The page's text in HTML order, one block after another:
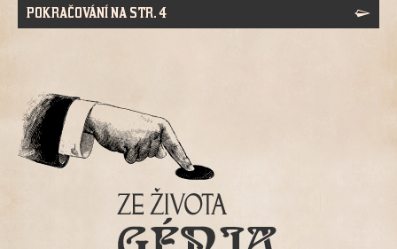
POKRAČOVÁNÍ NA STR. 4